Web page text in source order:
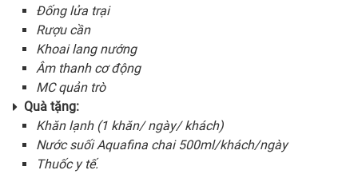
Đống lửa trại
Rượu cần
Khoai lang nướng
Âm thanh cơ động
MC quản trò
Quà tặng:
Khăn lạnh (1 khăn/ ngày/ khách)
Nước suối Aquafina chai 500ml/khách/ngày
Thuốc y tế.